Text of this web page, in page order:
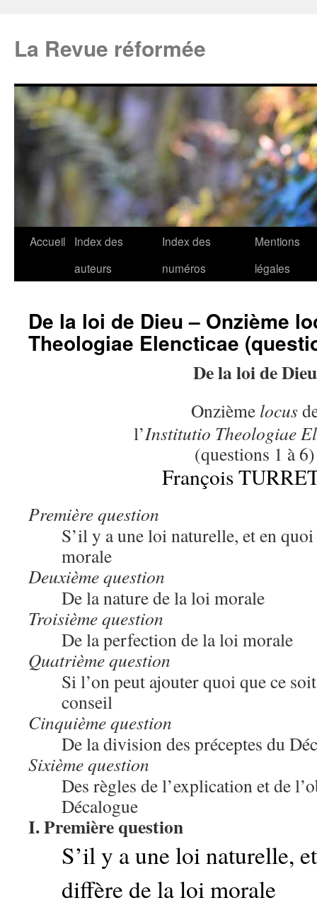
La Revue réformée
Accueil
Index des
auteurs
Index des
numéros
Mentions
légales
De la loi de Dieu – Onzième
Theologiae Elencticae
De la loi de Dieu
Onzième locus
l’Institutio Theologiae
(questions 1 à 6)
François
Première question
S’il y a une loi naturelle, et en
morale
Deuxième question
De la nature de la loi morale
Troisième question
De la perfection de la loi morale
Quatrième question
Si l’on peut ajouter quoi que ce
conseil
Cinquième question
De la division des préceptes du
Sixième question
Des règles de l’explication et de
Décalogue
I. Première question
S’il y a une loi naturelle,
diffère de la loi morale